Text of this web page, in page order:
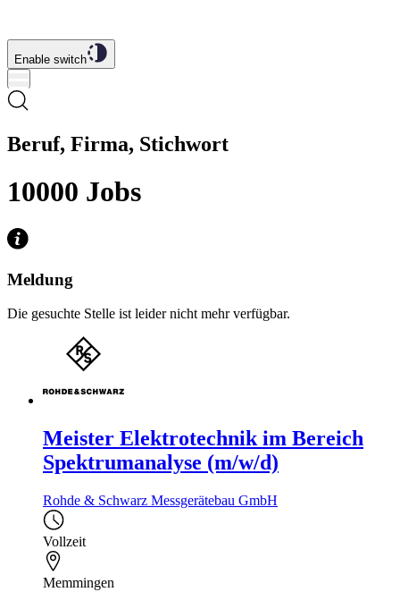
Enable switch
Beruf, Firma, Stichwort
10000 Jobs
Meldung
Die gesuchte Stelle ist leider nicht mehr verfügbar.
Meister Elektrotechnik im Bereich
Spektrumanalyse (m/w/d)
Rohde & Schwarz Messgerätebau GmbH
Vollzeit
Memmingen